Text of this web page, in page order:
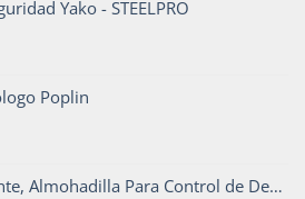
Yako - STEELPRO
Poplin
Para Control de Derrame en Agua - CrunchOil